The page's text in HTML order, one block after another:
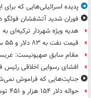
پدیده اسرائیلی‌هایی که برای
فوران شدید آتشفشان فوئگو
هدیه ویژه شهردار ترکیه‌ای
قیمت نفت به ۸۳ دلار و ۵۵ سنت در هر بشکه رسید
مقام سابق صهیونیست:
افشای رسوایی اخلاقی رئیس
جنایت‌هایی که فراموش
حواله دلار ۱۵۴ هزار و ۴۵۱ تومان شد